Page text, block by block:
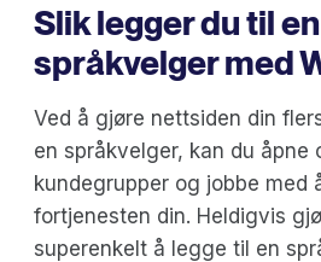
Slik legger du til en
språkvelger med
Ved å gjøre nettsiden din
en språkvelger, kan du åpne
kundegrupper og jobbe med
fortjenesten din. Heldigvis
superenkelt å legge til en